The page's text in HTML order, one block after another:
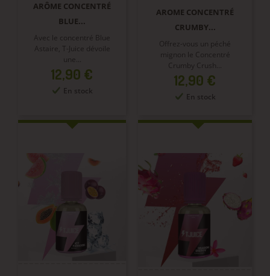
ARÔME CONCENTRÉ
BLUE...
Avec le concentré Blue
Astaire, T-Juice dévoile
une...
Prix
12,90 €
En stock
AROME CONCENTRÉ
CRUMBY...
Offrez-vous un péché
mignon le Concentré
Crumby Crush...
Prix
12,90 €
En stock